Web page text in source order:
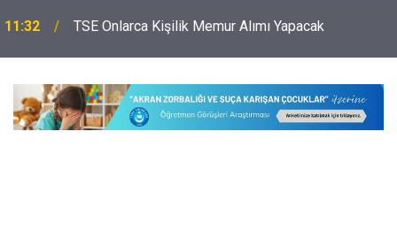
11:32 TSE Onlarca Kişilik Memur Alımı Yapacak